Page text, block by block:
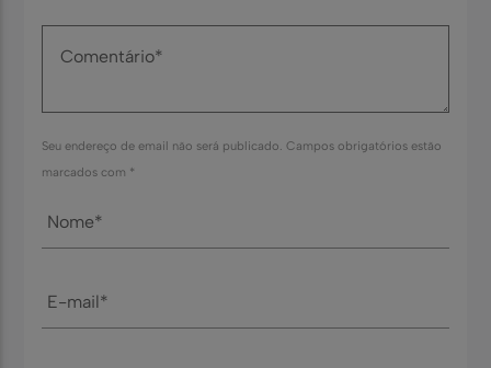
Seu endereço de email não será publicado. Campos obrigatórios estão
marcados com *